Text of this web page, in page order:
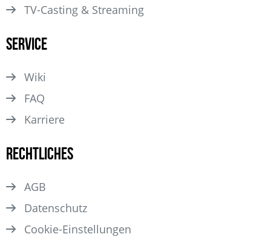
TV-Casting & Streaming
Service
Wiki
FAQ
Karriere
Rechtliches
AGB
Datenschutz
Cookie-Einstellungen